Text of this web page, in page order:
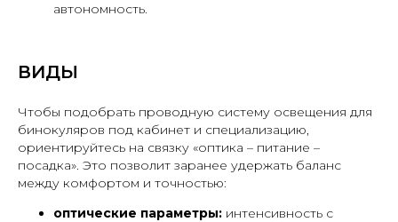
автономность.
ВИДЫ
Чтобы подобрать проводную систему освещения для
бинокуляров под кабинет и специализацию,
ориентируйтесь на связку «оптика – питание –
посадка». Это позволит заранее удержать баланс
между комфортом и точностью:
оптические параметры: интенсивность с